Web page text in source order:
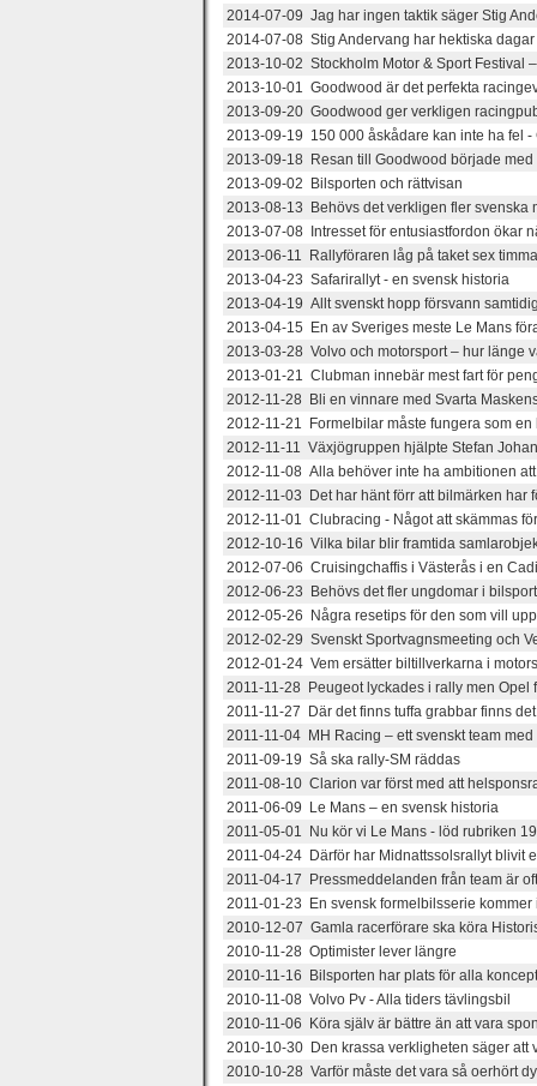
2014-07-09 Jag har ingen taktik säger Stig
2014-07-08 Stig Andervang har hektiska dagar
2013-10-02 Stockholm Motor & Sport Festival
2013-10-01 Goodwood är det perfekta
2013-09-20 Goodwood ger verkligen
2013-09-19 150 000 åskådare kan inte ha fel -
2013-09-18 Resan till Goodwood började med
2013-09-02 Bilsporten och rättvisan
2013-08-13 Behövs det verkligen fler svenska
2013-07-08 Intresset för entusiastfordon ökar
2013-06-11 Rallyföraren låg på taket sex
2013-04-23 Safarirallyt - en svensk historia
2013-04-19 Allt svenskt hopp försvann
2013-04-15 En av Sveriges meste Le Mans
2013-03-28 Volvo och motorsport – hur länge
2013-01-21 Clubman innebär mest fart för
2012-11-28 Bli en vinnare med Svarta
2012-11-21 Formelbilar måste fungera som en
2012-11-11 Växjögruppen hjälpte Stefan
2012-11-08 Alla behöver inte ha ambitionen
2012-11-03 Det har hänt förr att bilmärken har
2012-11-01 Clubracing - Något att skämmas
2012-10-16 Vilka bilar blir framtida
2012-07-06 Cruisingchaffis i Västerås i en
2012-06-23 Behövs det fler ungdomar i
2012-05-26 Några resetips för den som vill
2012-02-29 Svenskt Sportvagnsmeeting och
2012-01-24 Vem ersätter biltillverkarna i
2011-11-28 Peugeot lyckades i rally men Opel
2011-11-27 Där det finns tuffa grabbar finns
2011-11-04 MH Racing – ett svenskt team
2011-09-19 Så ska rally-SM räddas
2011-08-10 Clarion var först med att
2011-06-09 Le Mans – en svensk historia
2011-05-01 Nu kör vi Le Mans - löd rubriken
2011-04-24 Därför har Midnattssolsrallyt blivit
2011-04-17 Pressmeddelanden från team är
2011-01-23 En svensk formelbilsserie kommer
2010-12-07 Gamla racerförare ska köra
2010-11-28 Optimister lever längre
2010-11-16 Bilsporten har plats för alla
2010-11-08 Volvo Pv - Alla tiders tävlingsbil
2010-11-06 Köra själv är bättre än att vara
2010-10-30 Den krassa verkligheten säger att
2010-10-28 Varför måste det vara så oerhört